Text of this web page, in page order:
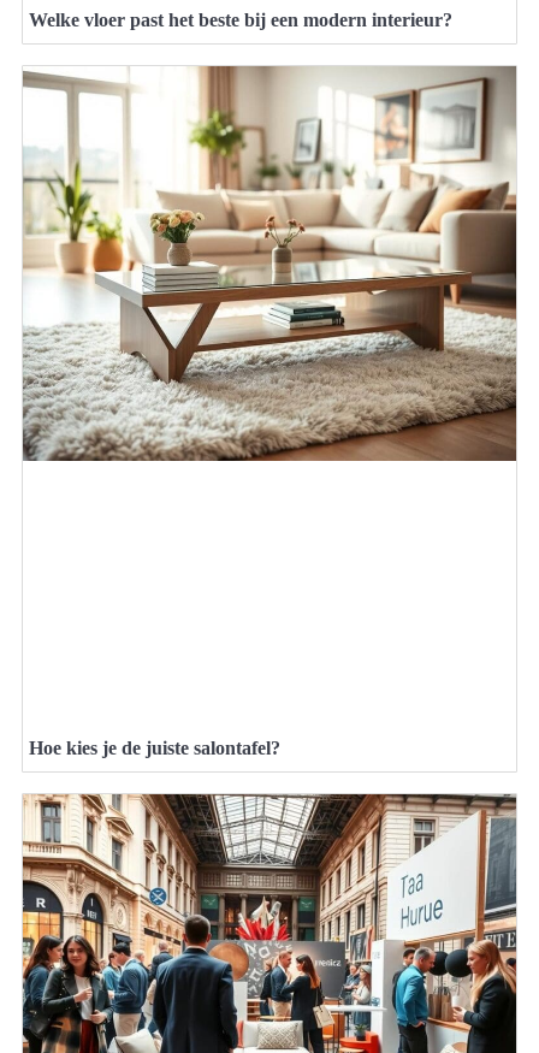
Welke vloer past het beste bij een modern interieur?
Hoe kies je de juiste salontafel?